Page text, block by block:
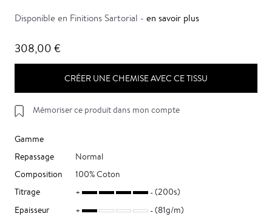
Disponible en Finitions Sartorial - en savoir plus
308,00 €
CRÉER UNE CHEMISE AVEC CE TISSU
Mémoriser ce produit dans mon compte
Gamme
Repassage
Normal
Composition
100% Coton
Titrage
(200s)
Epaisseur
(81g/m)